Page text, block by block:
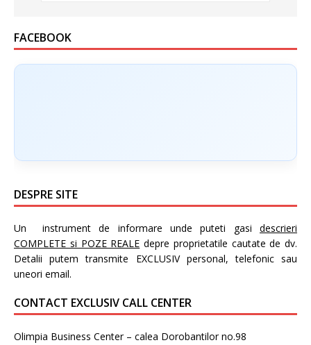
FACEBOOK
DESPRE SITE
Un instrument de informare unde puteti gasi descrieri
COMPLETE si POZE REALE depre proprietatile cautate de dv.
Detalii putem transmite EXCLUSIV personal, telefonic sau
uneori email.
CONTACT EXCLUSIV CALL CENTER
Olimpia Business Center – calea Dorobantilor no.98